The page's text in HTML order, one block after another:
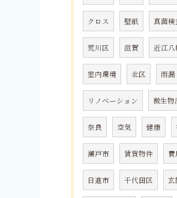
クロス 壁紙 真菌検
荒川区 滋賀 近江八
室内環境 北区 雨漏
リノベーション 微生物
奈良 空気 健康
瀬戸市 賃貸物件 費
日進市 千代田区 玄